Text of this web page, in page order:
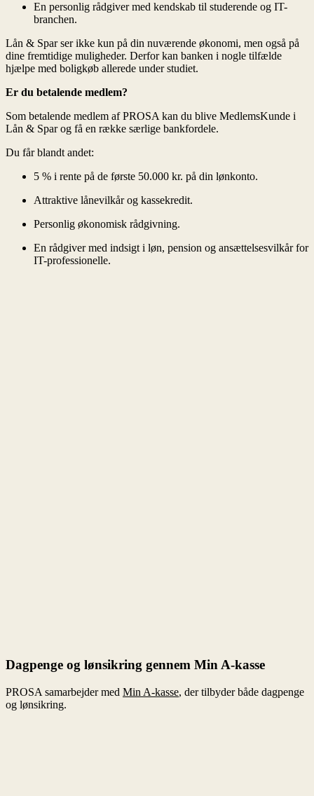
En personlig rådgiver med kendskab til studerende og IT-
branchen.
Er du betalende medlem?
5 % i rente på de første 50.000 kr. på din lønkonto.
Attraktive lånevilkår og kassekredit.
Personlig økonomisk rådgivning.
En rådgiver med indsigt i løn, pension og ansættelsesvilkår for
IT-professionelle.
Min A-kasse